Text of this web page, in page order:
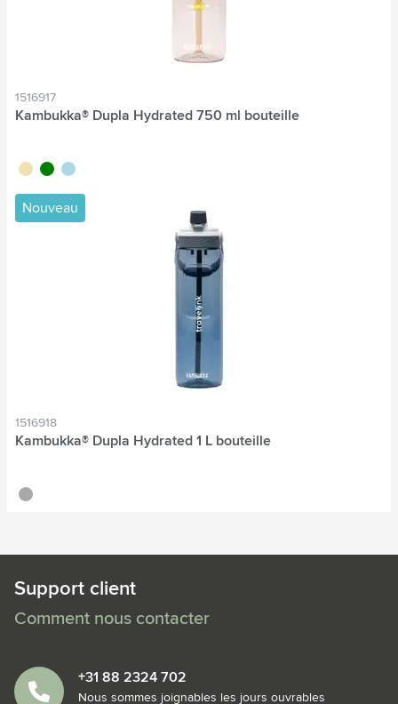
1516917
Kambukka® Dupla Hydrated 750 ml bouteille
sablevert bleu clair
Nouveau
1516918
Kambukka® Dupla Hydrated 1 L bouteille
gris foncé
Support client
Comment nous contacter
+31 88 2324 702
Nous sommes joignables les jours ouvrables